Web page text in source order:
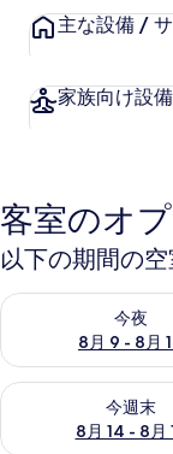
タ
ー
の
写
真
ギ
ャ
主な設備 /
家族向け設
客室のオ
以下の期間の
今夜
8月 9 - 8月
今夜 8月 9 - 8月 10
今週末
8月 14 - 8月
今週末 8月 14 - 8月